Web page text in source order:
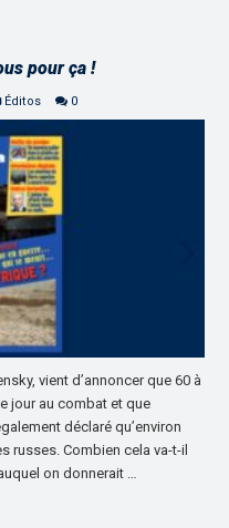
pour ça !
Éditos 0
vient d’annoncer que 60 à
jour au combat et que
déclaré qu’environ
russes. Combien cela va-t-il
on donnerait …